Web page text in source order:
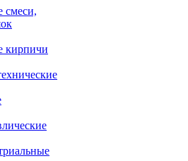
смеси,
кирпичи